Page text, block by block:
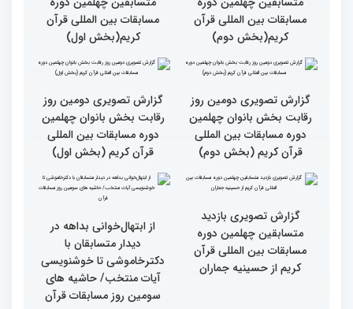
صمیمی رئیس سازمان اوقاف
خواهران و برادران،
متسابقین چهلمین دوره
مسابقات بین المللی قرآن
کریم(بخش دوم)
صمیمی رئیس سازمان اوقاف
خواهران و برادران،
متسابقین چهلمین دوره
مسابقات بین المللی قرآن
کریم(بخش اول)
گزارش تصویری دومین روز
رقابت بخش بانوان چهلمین
دوره مسابقات بین المللی
قرآن کریم (بخش دوم)
گزارش تصویری دومین روز
رقابت بخش بانوان چهلمین
دوره مسابقات بین المللی
قرآن کریم (بخش اول)